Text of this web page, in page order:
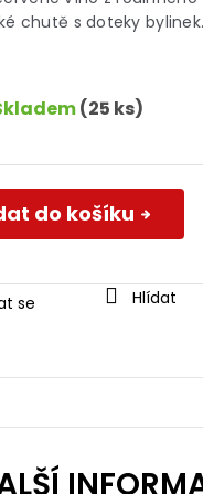
chutě s doteky bylinek.
(25 ks)
do košíku
se Hlídat